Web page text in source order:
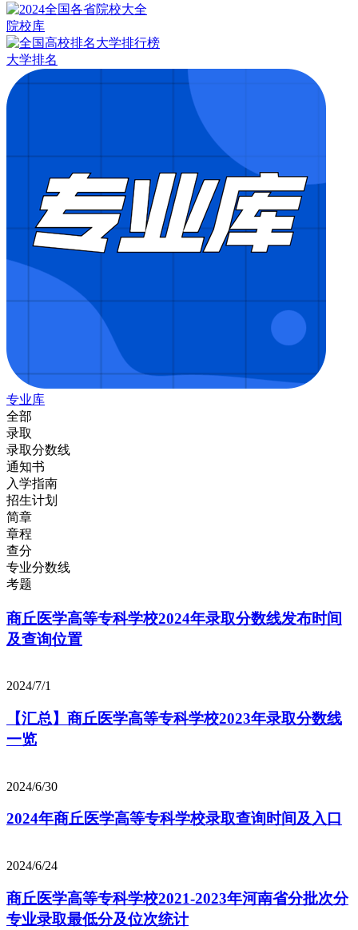
院校库
大学排名
专业库
全部
录取
录取分数线
通知书
入学指南
招生计划
简章
章程
查分
专业分数线
考题
商丘医学高等专科学校2024年录取分数线发布时间
及查询位置
2024/7/1
【汇总】商丘医学高等专科学校2023年录取分数线
一览
2024/6/30
2024年商丘医学高等专科学校录取查询时间及入口
2024/6/24
商丘医学高等专科学校2021-2023年河南省分批次分
专业录取最低分及位次统计